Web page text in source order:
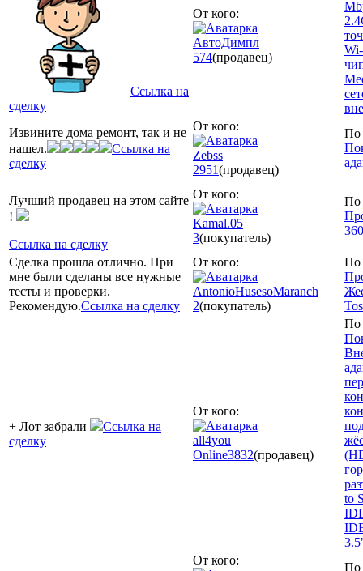
Ссылка на
сделку
От кого:
АвтоДимпл
574(продавец)
Извините дома ремонт, так и не
нашел.
Ссылка на
сделку
От кого:
Zebss
2951(продавец)
По
Лучший продавец на этом сайте
!
Ссылка на сделку
От кого:
Kamal.05
3(покупатель)
По
360
Сделка прошла отлично. При
мне были сделаны все нужные
тесты и проверки.
Рекомендую.Ссылка на сделку
От кого:
AntonioHusesoMaranch
2(покупатель)
По
+ Лот забрали
Ссылка на
сделку
От кого:
all4you
Online3832(продавец)
По
to
От кого:
По